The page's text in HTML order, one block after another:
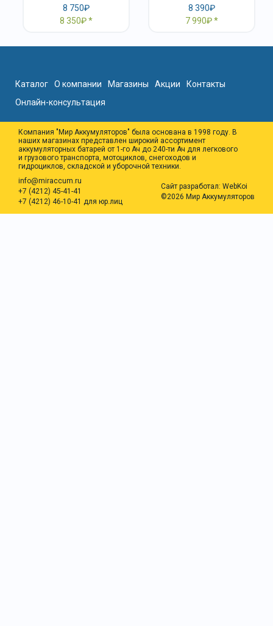
8 750₽
8 350₽
8 390₽
7 990₽
Каталог О компании Магазины Акции
Контакты
Онлайн-консультация
Компания "Мир Аккумуляторов" была основана в 1998 году. В
наших магазинах представлен широкий ассортимент
аккумуляторных батарей от 1-го Ач до 240-ти Ач для легкового
и грузового транспорта, мотоциклов, снегоходов и
гидроциклов, складской и уборочной техники.
info@miraccum.ru
+7 (4212) 45-41-41
+7 (4212) 46-10-41 для юр.лиц
Сайт разработал: WebKoi
©2026 Мир Аккумуляторов